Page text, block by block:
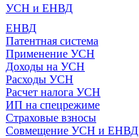
УСН и ЕНВД
ЕНВД
Патентная система
Применение УСН
Доходы на УСН
Расходы УСН
Расчет налога УСН
ИП на спецрежиме
Страховые взносы
Совмещение УСН и ЕНВД